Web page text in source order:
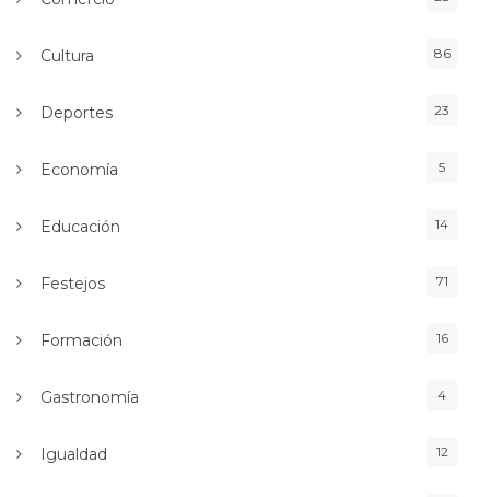
Cultura 86
Deportes 23
Economía 5
Educación 14
Festejos 71
Formación 16
Gastronomía 4
Igualdad 12